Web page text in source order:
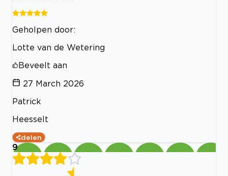
Geholpen door:
Lotte van de Wetering
Beveelt aan
27 March 2026
Patrick
Heesselt
delen
9